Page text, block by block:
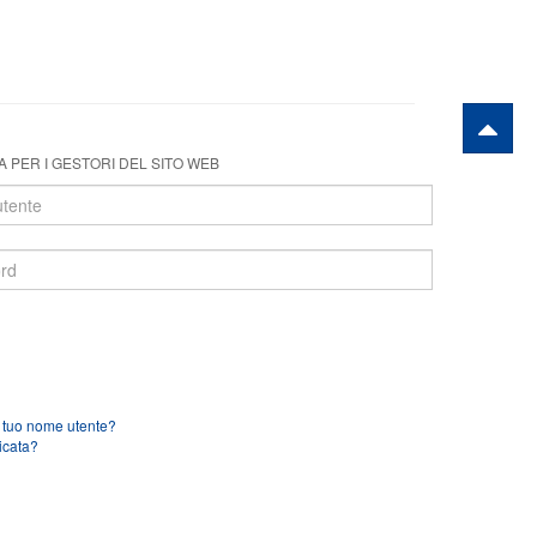
e non sentirli!
PER I GESTORI DEL SITO WEB
nome utente?